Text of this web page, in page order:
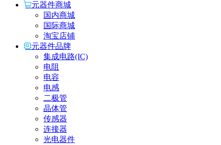
元器件商城
国内商城
国际商城
淘宝店铺
元器件品牌
集成电路(IC)
电阻
电容
电感
二极管
晶体管
传感器
连接器
光电器件